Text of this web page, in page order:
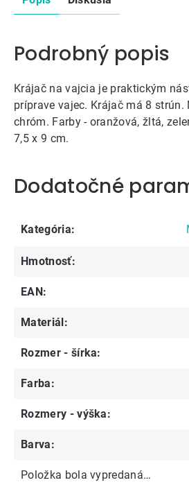
Podrobný popis
Krájač na vajcia je praktickým
príprave vajec. Krájač má 8 strún.
chróm. Farby - oranžová, žltá,
7,5 x 9 cm.
Dodatočné
Kategória:
Hmotnosť:
EAN:
Materiál:
Rozmer - šírka:
Farba:
Rozmery - výška:
Barva:
Položka bola vypredaná…